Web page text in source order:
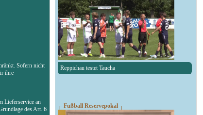
Sofern nicht
ihre
Lieferservice an
des Art. 6
Reppichau testet Taucha
┌ Fußball Reservepokal ┐